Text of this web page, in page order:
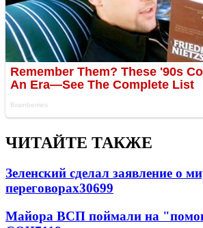
ЧИТАЙТЕ ТАКЖЕ
Зеленский сделал заявление о
переговорах30699
Майора ВСП поймали на